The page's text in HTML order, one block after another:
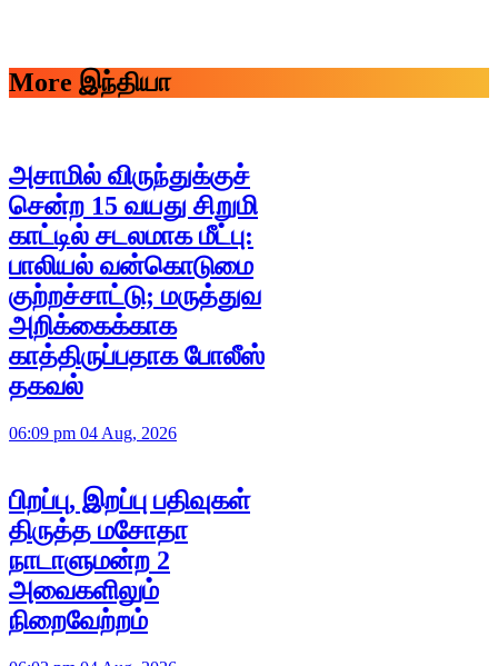
More இந்தியா
அசாமில் விருந்துக்குச்
சென்ற 15 வயது சிறுமி
காட்டில் சடலமாக மீட்பு:
பாலியல் வன்கொடுமை
குற்றச்சாட்டு; மருத்துவ
அறிக்கைக்காக
காத்திருப்பதாக போலீஸ்
தகவல்
06:09 pm 04 Aug, 2026
பிறப்பு, இறப்பு பதிவுகள்
திருத்த மசோதா
நாடாளுமன்ற 2
அவைகளிலும்
நிறைவேற்றம்